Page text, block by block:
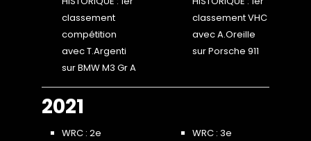
classement
compétition
avec T.Argenti
sur BMW M3 Gr A
classement VHC
avec A.Oreille
sur Porsche 911
2021
WRC : 2e
WRC : 3e